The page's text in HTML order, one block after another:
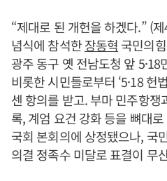
“제대로 된 개헌을 하겠다.” (
념식에 참석한장동혁 국민의
광주 동구 옛 전남도청 앞
비롯한 시민들로부터 ‘5·18 헌
센 항의를 받고. 부마 민주항쟁
록, 계엄 요건 강화 등을 뼈대
국회 본회의에 상정됐으나, 국
의결 정족수 미달로 표결이 무